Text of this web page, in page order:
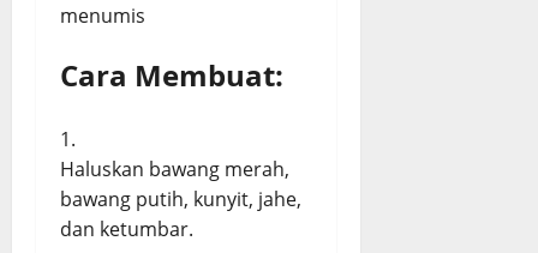
menumis
Cara Membuat:
Haluskan bawang merah,
bawang putih, kunyit, jahe,
dan ketumbar.